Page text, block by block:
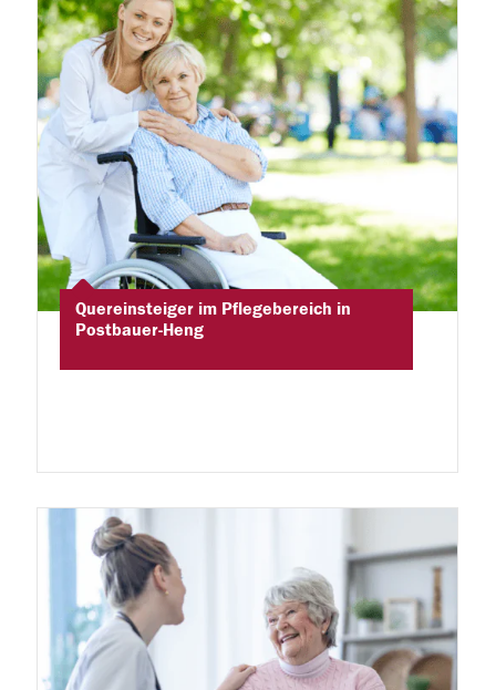
Quereinsteiger im Pflegebereich in
Postbauer-Heng